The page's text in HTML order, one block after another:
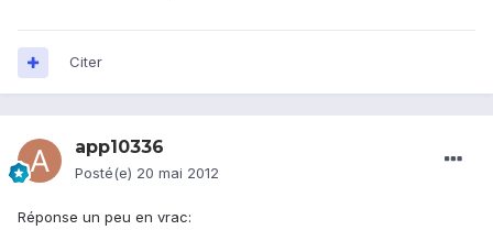
Citer
app10336
Posté(e) 20 mai 2012
Réponse un peu en vrac: